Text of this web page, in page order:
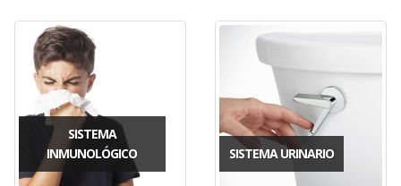
SISTEMA
INMUNOLÓGICO
SISTEMA URINARIO